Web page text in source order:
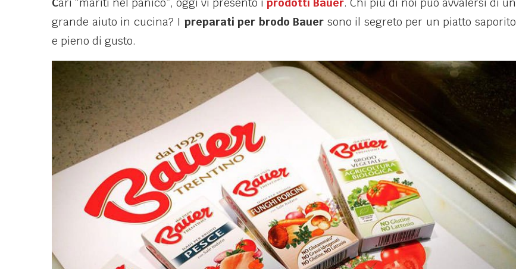
grande aiuto in cucina? I preparati per brodo Bauer sono il segreto per un piatto saporito
e pieno di gusto.